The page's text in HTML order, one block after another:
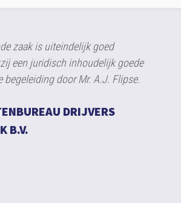
zaak is uiteindelijk goed
een juridisch inhoudelijk goede
begeleiding door Mr. A.J. Flipse.
DRIJVERS
B.V.